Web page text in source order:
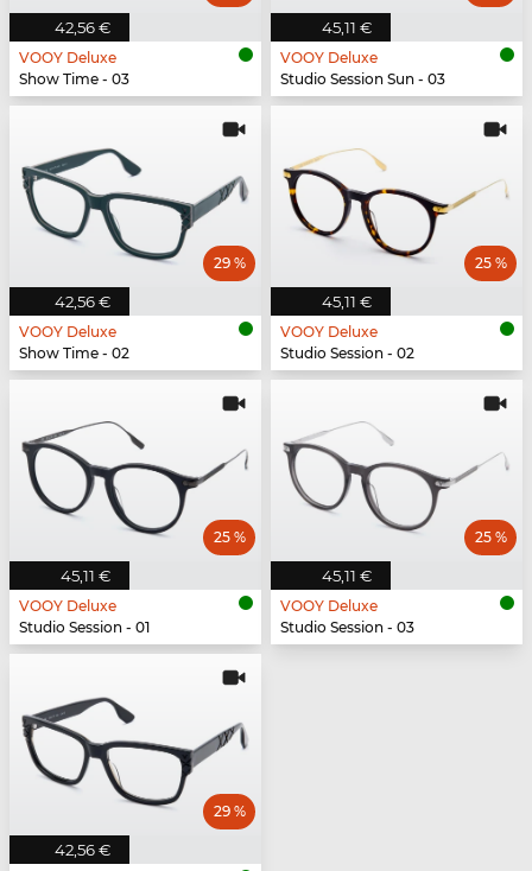
42,56 €
VOOY Deluxe
Show Time - 03
45,11 €
VOOY Deluxe
Studio Session Sun - 03
42,56 €
29 %
VOOY Deluxe
Show Time - 02
45,11 €
25 %
VOOY Deluxe
Studio Session - 02
45,11 €
25 %
VOOY Deluxe
Studio Session - 01
45,11 €
25 %
VOOY Deluxe
Studio Session - 03
42,56 €
29 %